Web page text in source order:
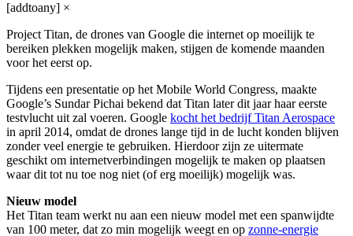
[addtoany] ×
Project Titan, de drones van Google die internet op moeilijk te
bereiken plekken mogelijk maken, stijgen de komende maanden
voor het eerst op.
Tijdens een presentatie op het Mobile World Congress, maakte
Google’s Sundar Pichai bekend dat Titan later dit jaar haar eerste
testvlucht uit zal voeren. Google kocht het bedrijf Titan Aerospace
in april 2014, omdat de drones lange tijd in de lucht konden blijven
zonder veel energie te gebruiken. Hierdoor zijn ze uitermate
geschikt om internetverbindingen mogelijk te maken op plaatsen
waar dit tot nu toe nog niet (of erg moeilijk) mogelijk was.
Nieuw model
Het Titan team werkt nu aan een nieuw model met een spanwijdte
van 100 meter, dat zo min mogelijk weegt en op zonne-energie